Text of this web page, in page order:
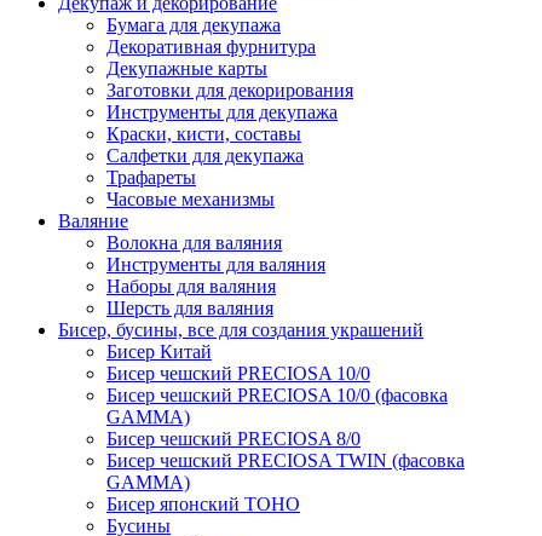
Бумага для декупажа
Декоративная фурнитура
Декупажные карты
Заготовки для декорирования
Инструменты для декупажа
Краски, кисти, составы
Салфетки для декупажа
Трафареты
Часовые механизмы
Валяние
Волокна для валяния
Инструменты для валяния
Наборы для валяния
Шерсть для валяния
Бисер, бусины, все для создания украшений
Бисер Китай
Бисер чешский PRECIOSA 10/0
Бисер чешский PRECIOSA 10/0 (фасовка
GAMMA)
Бисер чешский PRECIOSA 8/0
Бисер чешский PRECIOSA TWIN (фасовка
GAMMA)
Бисер японский TOHO
Бусины